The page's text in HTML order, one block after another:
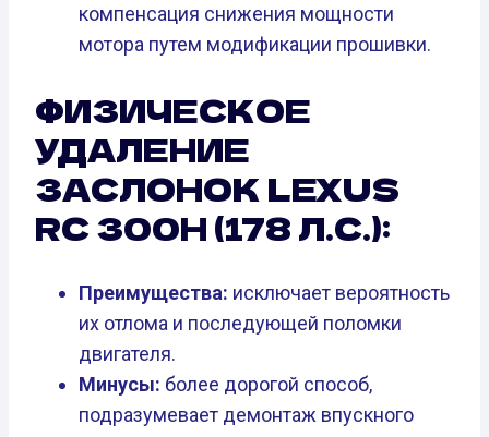
компенсация снижения мощности
мотора путем модификации прошивки.
ФИЗИЧЕСКОЕ
УДАЛЕНИЕ
ЗАСЛОНОК LEXUS
RC 300H (178 Л.С.):
Преимущества: исключает вероятность
их отлома и последующей поломки
двигателя.
Минусы: более дорогой способ,
подразумевает демонтаж впускного